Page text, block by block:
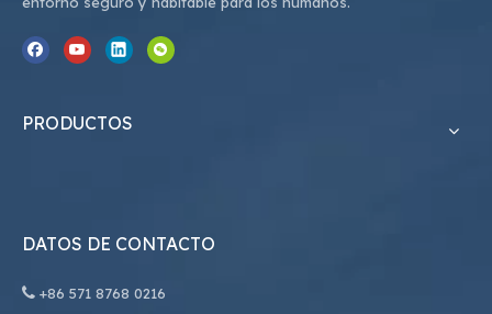
PRODUCTOS
DATOS DE CONTACTO
 +86 571 8768 0216